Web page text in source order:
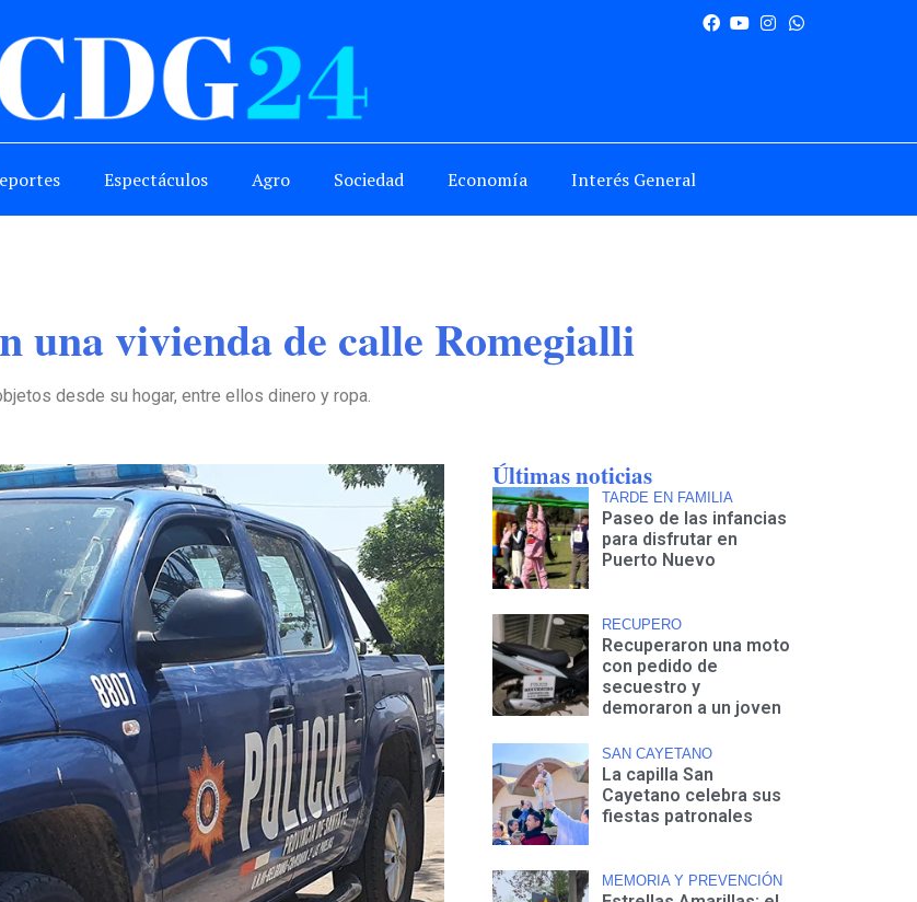
Espectáculos Agro Sociedad Economía Interés General
una vivienda de calle Romegialli
desde su hogar, entre ellos dinero y ropa.
Últimas noticias
TARDE EN FAMILIA
Paseo de las infancias
para disfrutar en
Puerto Nuevo
RECUPERO
Recuperaron una moto
con pedido de
secuestro y
demoraron a un joven
SAN CAYETANO
La capilla San
Cayetano celebra sus
fiestas patronales
MEMORIA Y PREVENCIÓN